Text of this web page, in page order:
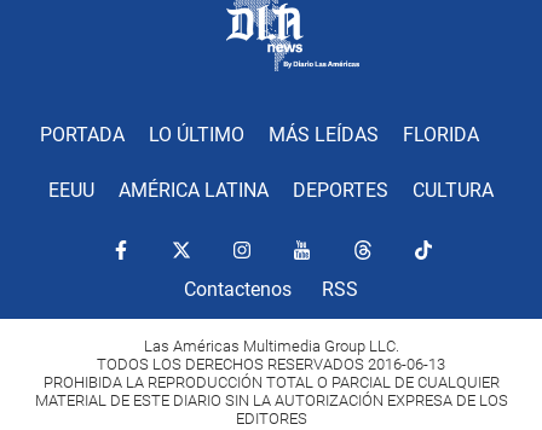
PORTADA LO ÚLTIMO MÁS LEÍDAS FLORIDA
EEUU AMÉRICA LATINA DEPORTES CULTURA
Contactenos RSS
Las Américas Multimedia Group LLC.
TODOS LOS DERECHOS RESERVADOS 2016-06-13
PROHIBIDA LA REPRODUCCIÓN TOTAL O PARCIAL DE CUALQUIER
MATERIAL DE ESTE DIARIO SIN LA AUTORIZACIÓN EXPRESA DE LOS
EDITORES